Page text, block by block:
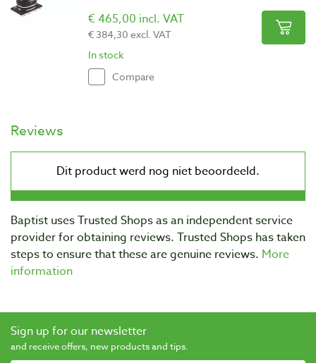
€ 465,00 incl. VAT
€ 384,30 excl. VAT
In stock
Compare
Reviews
Baptist uses Trusted Shops as an independent service
provider for obtaining reviews. Trusted Shops has taken
steps to ensure that these are genuine reviews. More
information
Sign up for our newsletter
and receive offers, new products and tips.